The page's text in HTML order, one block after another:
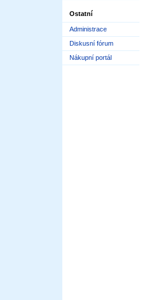
Ostatní
Administrace
Diskusní fórum
Nákupní portál